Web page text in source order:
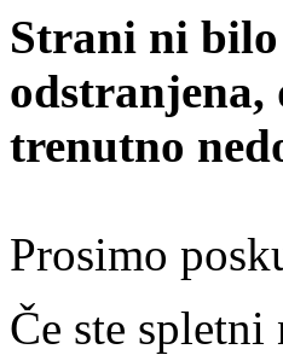
Strani ni
odstranjena,
trenutno
Prosimo
Če ste